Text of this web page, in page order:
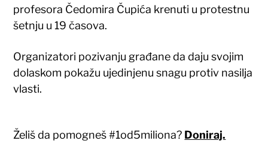
profesora Čedomira Čupića krenuti u protestnu
šetnju u 19 časova.
Organizatori pozivanju građane da daju svojim
dolaskom pokažu ujedinjenu snagu protiv nasilja
vlasti.
Želiš da pomogneš #1od5miliona? Doniraj.